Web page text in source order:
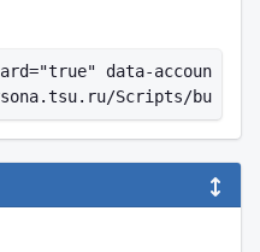
data-account-